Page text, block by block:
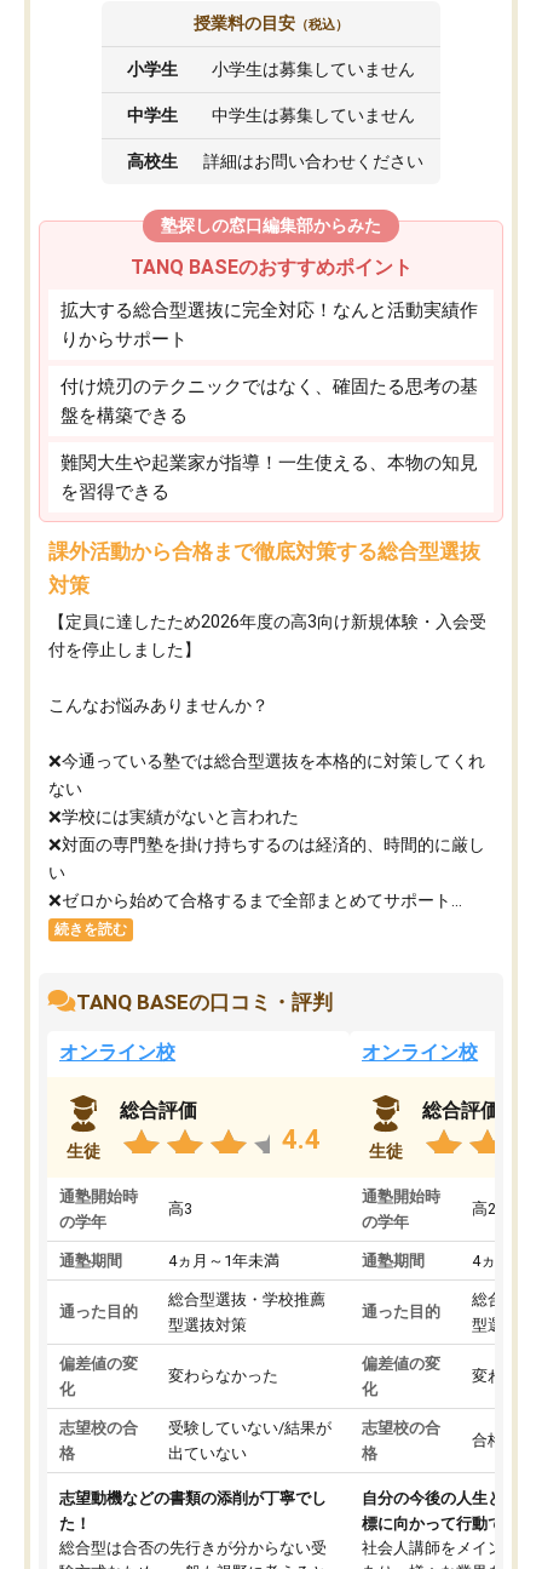
授業料の目安 （税込）
小学生 小学生は募集していません
中学生 中学生は募集していません
高校生 詳細はお問い合わせください
塾探しの窓口編集部からみた
TANQ BASEのおすすめポイント
拡大する総合型選抜に完全対応！なんと活動実績作
りからサポート
付け焼刃のテクニックではなく、確固たる思考の基
盤を構築できる
難関大生や起業家が指導！一生使える、本物の知見
を習得できる
課外活動から合格まで徹底対策する総合型選抜
対策
【定員に達したため2026年度の高3向け新規体験・入会受
付を停止しました】
こんなお悩みありませんか？
❌今通っている塾では総合型選抜を本格的に対策してくれ
ない
❌学校には実績がないと言われた
❌対面の専門塾を掛け持ちするのは経済的、時間的に厳し
い
❌ゼロから始めて合格するまで全部まとめてサポート...
続きを読む
TANQ BASEの口コミ・評判
オンライン校
生徒
総合評価
4.4
通塾開始時
の学年
高3
通塾期間 4ヵ月～1年未満
通った目的
総合型選抜・学校推薦
型選抜対策
偏差値の変
化
変わらなかった
志望校の合
格
受験していない/結果が
出ていない
志望動機などの書類の添削が丁寧でし
た！
総合型は合否の先行きが分からない受
オンライン校
生徒
総合評価
通塾開始時
の学年
高2
通塾期間 4ヵ月～1
通った目的
総合型選
型選抜対
偏差値の変
化
変わらな
志望校の合
格
合格した
自分の今後の人生と真剣
標に向かって行動できる
社会人講師をメインとし